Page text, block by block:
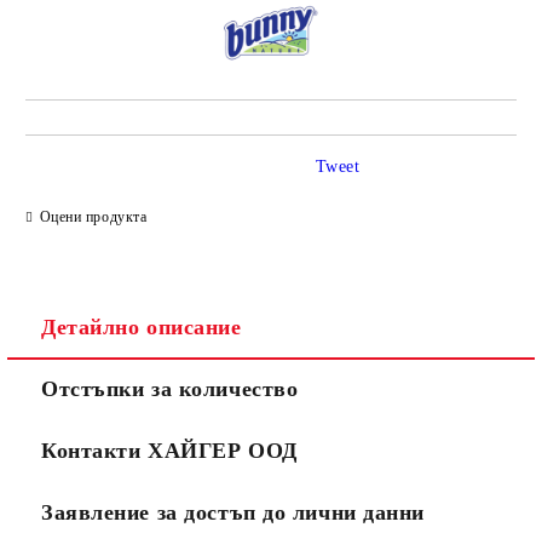
Оцени продукта
Tweet
Детайлно описание
Отстъпки за количество
Контакти ХАЙГЕР ООД
Заявление за достъп до лични данни